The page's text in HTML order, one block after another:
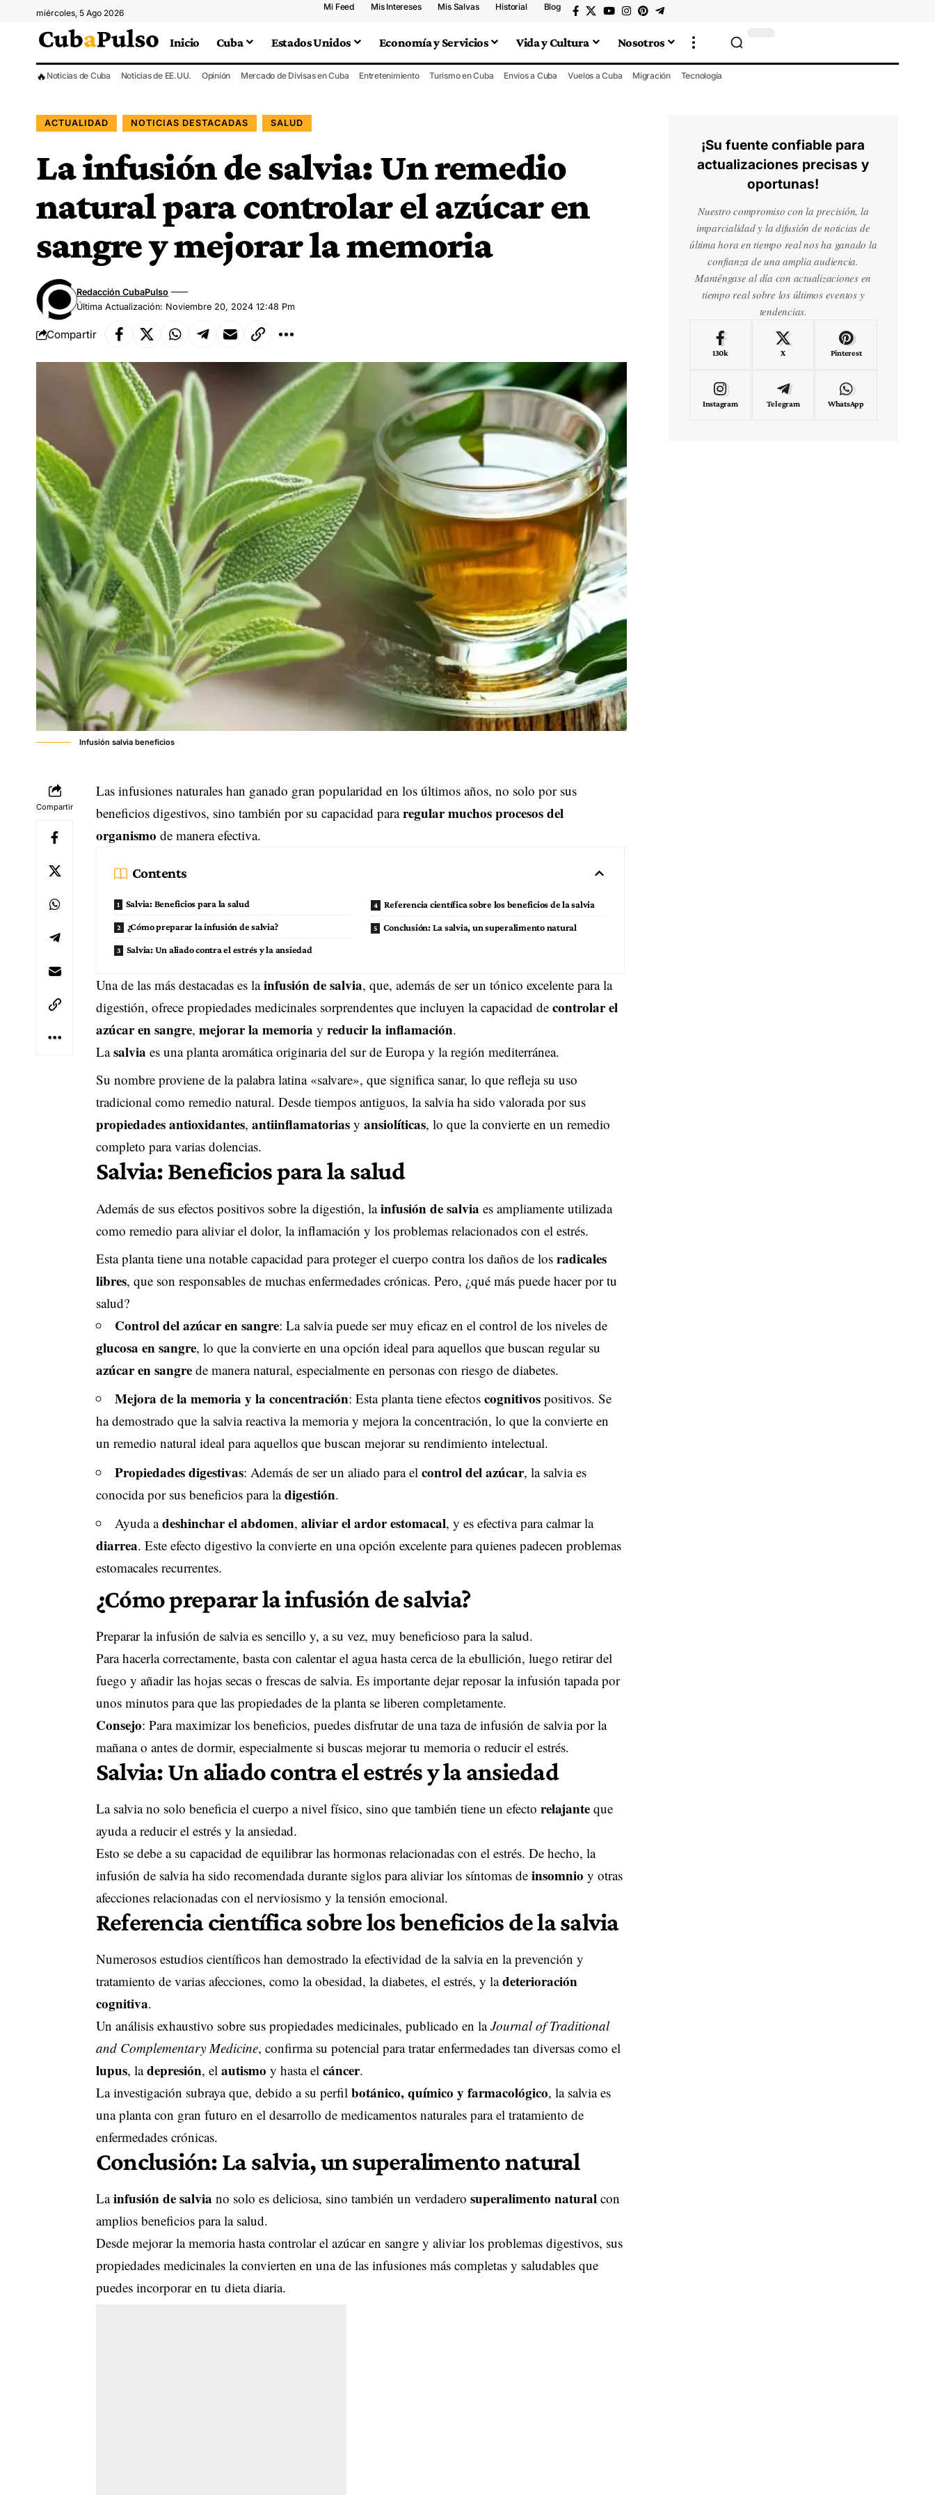
miércoles, 5 Ago 2026
Mi Feed Mis Intereses Mis Salvas Historial Blog
Inicio Cuba Estados Unidos Economía y Servicios Vida y Cultura Nosotros
🔥 Noticias de Cuba Noticias de EE.UU. Opinión Mercado de Divisas en Cuba Entretenimiento Turismo en Cuba Envíos a Cuba Vuelos a Cuba Migración Tecnología
ACTUALIDAD NOTICIAS DESTACADAS SALUD
La infusión de salvia: Un remedio
natural para controlar el azúcar en
sangre y mejorar la memoria
Última Actualización: Noviembre 20, 2024 12:48 Pm
Redacción CubaPulso
Compartir
Infusión salvia beneficios
Compartir
Las infusiones naturales han ganado gran popularidad en los últimos años, no solo por sus
beneficios digestivos, sino también por su capacidad pararegular muchos procesos del
organismo de manera efectiva.
Contents
Salvia: Beneficios para la salud
¿Cómo preparar la infusión de salvia?
Salvia: Un aliado contra el estrés y la ansiedad
Referencia científica sobre los beneficios de la salvia
Conclusión: La salvia, un superalimento natural
Una de las más destacadas es lainfusión de salvia, que, además de ser un tónico excelente para la
digestión, ofrece propiedades medicinales sorprendentes que incluyen la capacidad de controlar el
azúcar en sangre, mejorar la memoria y reducir la inflamación.
Lasalvia es una planta aromática originaria del sur de Europa y la región mediterránea.
Su nombre proviene de la palabra latina «salvare», que significa sanar, lo que refleja su uso
tradicional como remedio natural. Desde tiempos antiguos, la salvia ha sido valorada por sus
propiedades antioxidantes, antiinflamatoriasy ansiolíticas, lo que la convierte en un remedio
completo para varias dolencias.
Salvia: Beneficios para la salud
Además de sus efectos positivos sobre la digestión, lainfusión de salvia es ampliamente utilizada
como remedio para aliviar el dolor, la inflamación y los problemas relacionados con el estrés.
Esta planta tiene una notable capacidad para proteger el cuerpo contra los daños de los radicales
libres, que son responsables de muchas enfermedades crónicas. Pero, ¿qué más puede hacer por tu
salud?
Control del azúcar en sangre: La salvia puede ser muy eficaz en el control de los niveles de
glucosa en sangre, lo que la convierte en una opción ideal para aquellos que buscan regular su
azúcar en sangrede manera natural, especialmente en personas con riesgo de diabetes.
Mejora de la memoria y la concentración: Esta planta tiene efectos cognitivospositivos. Se
ha demostrado que la salvia reactiva la memoria y mejora la concentración, lo que la convierte en
un remedio natural ideal para aquellos que buscan mejorar su rendimiento intelectual.
Propiedades digestivas: Además de ser un aliado para el control del azúcar, la salvia es
conocida por sus beneficios para ladigestión.
Ayuda adeshinchar el abdomen, aliviar el ardor estomacal, y es efectiva para calmar la
diarrea. Este efecto digestivo la convierte en una opción excelente para quienes padecen problemas
estomacales recurrentes.
¿Cómo preparar la infusión de salvia?
Preparar la infusión de salvia es sencillo y, a su vez, muy beneficioso para la salud.
Para hacerla correctamente, basta con calentar el agua hasta cerca de la ebullición, luego retirar del
fuego y añadir las hojas secas o frescas de salvia. Es importante dejar reposar la infusión tapada por
unos minutos para que las propiedades de la planta se liberen completamente.
Consejo: Para maximizar los beneficios, puedes disfrutar de una taza de infusión de salvia por la
mañana o antes de dormir, especialmente si buscas mejorar tu memoria o reducir el estrés.
Salvia: Un aliado contra el estrés y la ansiedad
La salvia no solo beneficia el cuerpo a nivel físico, sino que también tiene un efecto relajanteque
ayuda a reducir el estrés y la ansiedad.
Esto se debe a su capacidad de equilibrar las hormonas relacionadas con el estrés. De hecho, la
infusión de salvia ha sido recomendada durante siglos para aliviar los síntomas de insomnio y otras
afecciones relacionadas con el nerviosismo y la tensión emocional.
Referencia científica sobre los beneficios de la salvia
Numerosos estudios científicos han demostrado la efectividad de la salvia en la prevención y
tratamiento de varias afecciones, como la obesidad, la diabetes, el estrés, y ladeterioración
cognitiva.
Un análisis exhaustivo sobre sus propiedades medicinales, publicado en laJournal of Traditional
and Complementary Medicine, confirma su potencial para tratar enfermedades tan diversas como el
lupus, ladepresión, el autismo y hasta el cáncer.
La investigación subraya que, debido a su perfil botánico, químico y farmacológico, la salvia es
una planta con gran futuro en el desarrollo de medicamentos naturales para el tratamiento de
enfermedades crónicas.
Conclusión: La salvia, un superalimento natural
Lainfusión de salvia no solo es deliciosa, sino también un verdadero superalimento natural con
amplios beneficios para la salud.
Desde mejorar la memoria hasta controlar el azúcar en sangre y aliviar los problemas digestivos, sus
propiedades medicinales la convierten en una de las infusiones más completas y saludables que
puedes incorporar en tu dieta diaria.
¡Su fuente confiable para
actualizaciones precisas y
oportunas!
Nuestro compromiso con la precisión, la
imparcialidad y la difusión de noticias de
última hora en tiempo real nos ha ganado la
confianza de una amplia audiencia.
Manténgase al día con actualizaciones en
tiempo real sobre los últimos eventos y
tendencias.
130k X Pinterest
Instagram Telegram WhatsApp